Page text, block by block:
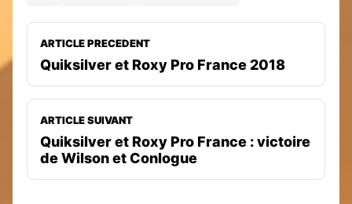
ARTICLE PRECEDENT
Quiksilver et Roxy Pro France 2018
ARTICLE SUIVANT
Quiksilver et Roxy Pro France : victoire
de Wilson et Conlogue